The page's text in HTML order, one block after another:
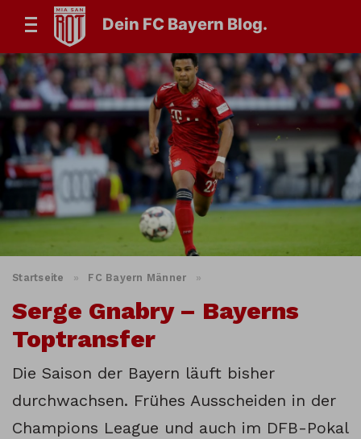
Dein FC Bayern Blog.
Startseite » FC Bayern Männer »
Serge Gnabry – Bayerns
Toptransfer
Die Saison der Bayern läuft bisher
durchwachsen. Frühes Ausscheiden in der
Champions League und auch im DFB-Pokal